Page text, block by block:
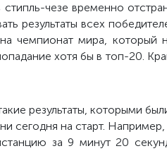
чезе временно
результаты всех
чемпионат мира, который
хотя бы в топ-20.
результаты, которыми
сегодня на старт.
за 9 минут 20